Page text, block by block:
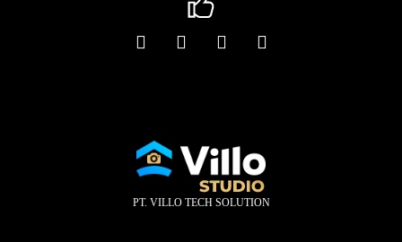
PT. VILLO TECH SOLUTION